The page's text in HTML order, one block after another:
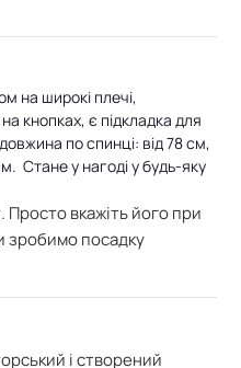
на широкі плечі,
на кнопках, є підкладка для
овжина по спинці: від 78 см,
Стане у нагоді у будь-яку
Просто вкажіть його при
зробимо посадку
і створений